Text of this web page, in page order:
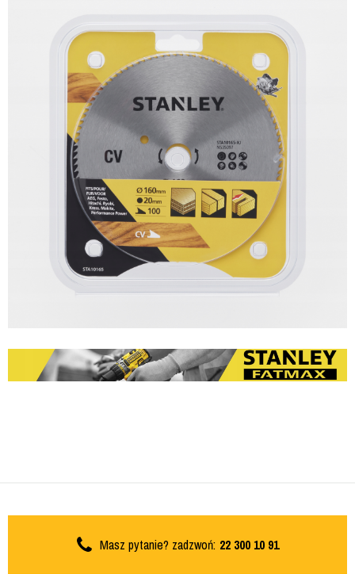
Masz pytanie? zadzwoń: 22 300 10 91